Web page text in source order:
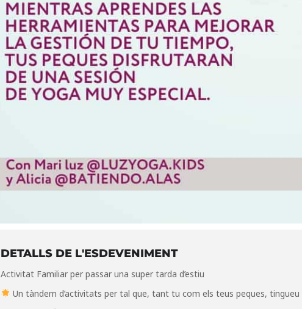
DETALLS DE L'ESDEVENIMENT
Activitat Familiar per passar una super tarda d’estiu
Un tàndem d’activitats per tal que, tant tu com els teus peques,